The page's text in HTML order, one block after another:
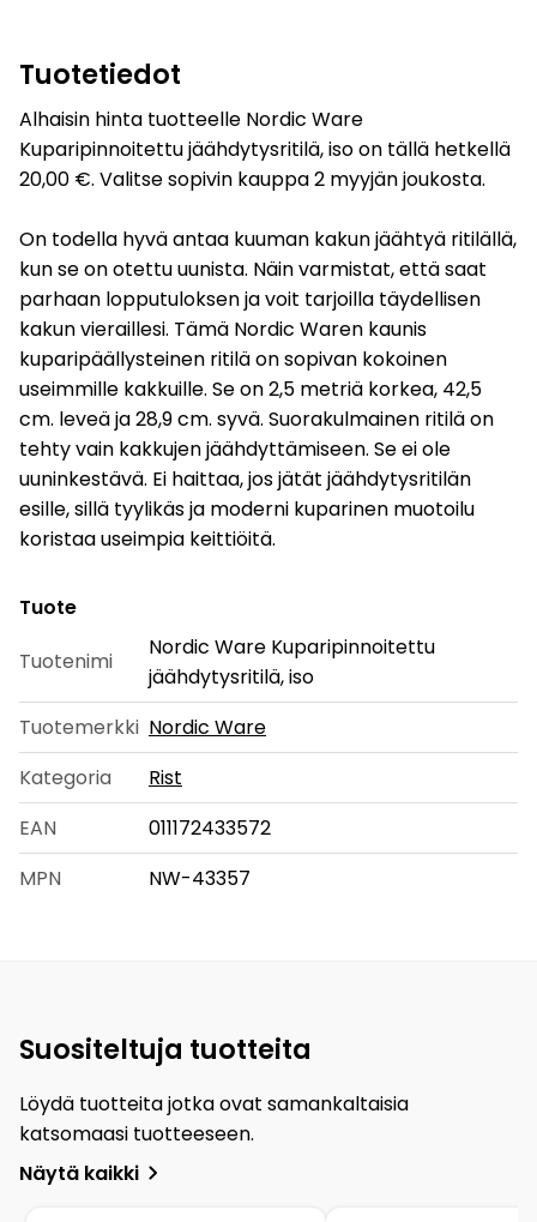
Tuotetiedot
Alhaisin hinta tuotteelle Nordic Ware
Kuparipinnoitettu jäähdytysritilä, iso on tällä hetkellä
20,00 €. Valitse sopivin kauppa 2 myyjän joukosta.
On todella hyvä antaa kuuman kakun jäähtyä ritilällä,
kun se on otettu uunista. Näin varmistat, että saat
parhaan lopputuloksen ja voit tarjoilla täydellisen
kakun vieraillesi. Tämä Nordic Waren kaunis
kuparipäällysteinen ritilä on sopivan kokoinen
useimmille kakkuille. Se on 2,5 metriä korkea, 42,5
cm. leveä ja 28,9 cm. syvä. Suorakulmainen ritilä on
tehty vain kakkujen jäähdyttämiseen. Se ei ole
uuninkestävä. Ei haittaa, jos jätät jäähdytysritilän
esille, sillä tyylikäs ja moderni kuparinen muotoilu
koristaa useimpia keittiöitä.
Tuote
Tuotenimi
Nordic Ware Kuparipinnoitettu
jäähdytysritilä, iso
Tuotemerkki Nordic Ware
Kategoria
Rist
EAN
011172433572
MPN
NW-43357
Suositeltuja tuotteita
Löydä tuotteita jotka ovat samankaltaisia
katsomaasi tuotteeseen.
Näytä kaikki